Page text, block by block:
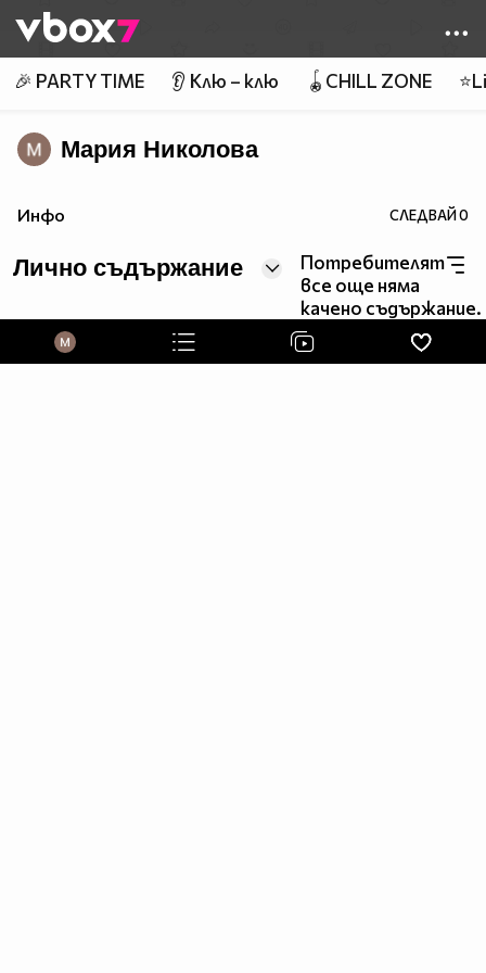
👾
🎉 PARTY TIME 👂 Клю – клю 🪀CHILL ZONE
Мария Николова
Инфо СЛЕДВАЙ0
Лично съдържание
Потребителят
все още няма
качено съдържание.